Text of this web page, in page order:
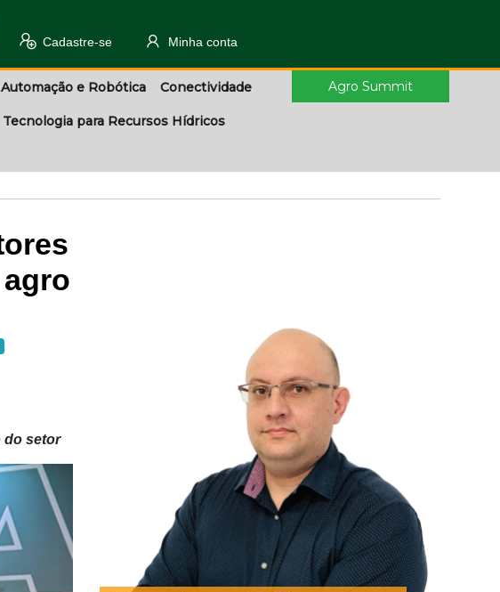
Cadastre-se Minha conta
Automação e Robótica Conectividade
Tecnologia para Recursos Hídricos
Agro Summit
do setor